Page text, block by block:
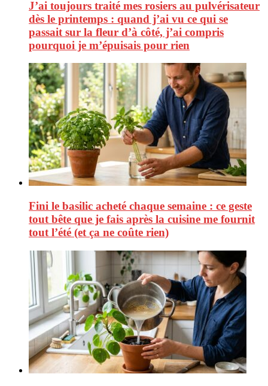
J’ai toujours traité mes rosiers au pulvérisateur
dès le printemps : quand j’ai vu ce qui se
passait sur la fleur d’à côté, j’ai compris
pourquoi je m’épuisais pour rien
Fini le basilic acheté chaque semaine : ce geste
tout bête que je fais après la cuisine me fournit
tout l’été (et ça ne coûte rien)